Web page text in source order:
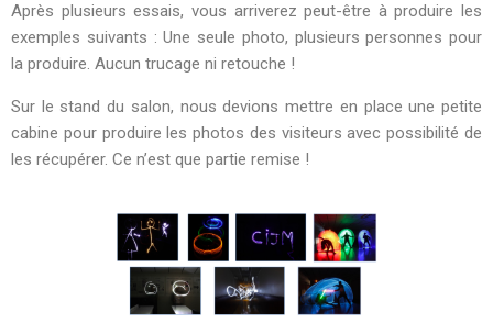
Après plusieurs essais, vous arriverez peut-être à produire les
exemples suivants : Une seule photo, plusieurs personnes pour
la produire. Aucun trucage ni retouche !
Sur le stand du salon, nous devions mettre en place une petite
cabine pour produire les photos des visiteurs avec possibilité de
les récupérer. Ce n’est que partie remise !